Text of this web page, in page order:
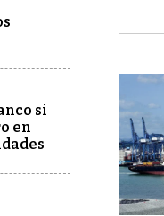
si
en